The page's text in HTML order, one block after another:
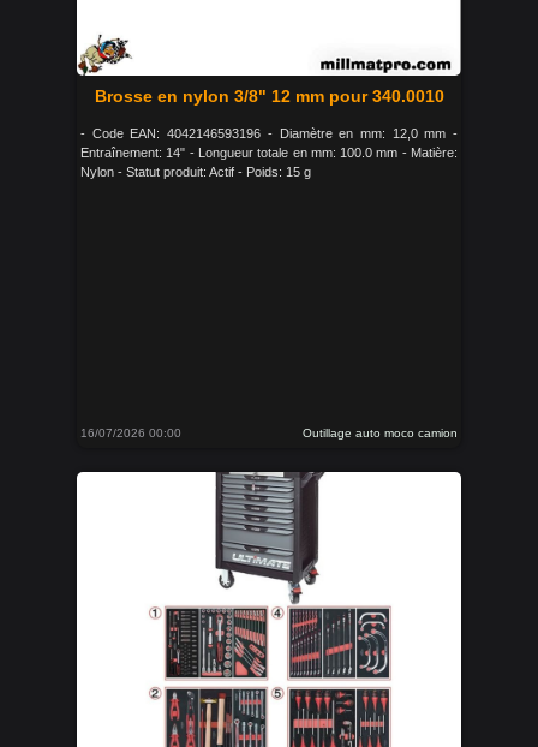
Brosse en nylon 3/8" 12 mm pour 340.0010
- Code EAN: 4042146593196 - Diamètre en mm: 12,0 mm -
Entraînement: 14" - Longueur totale en mm: 100.0 mm - Matière:
Nylon - Statut produit: Actif - Poids: 15 g
16/07/2026 00:00 Outillage auto moco camion